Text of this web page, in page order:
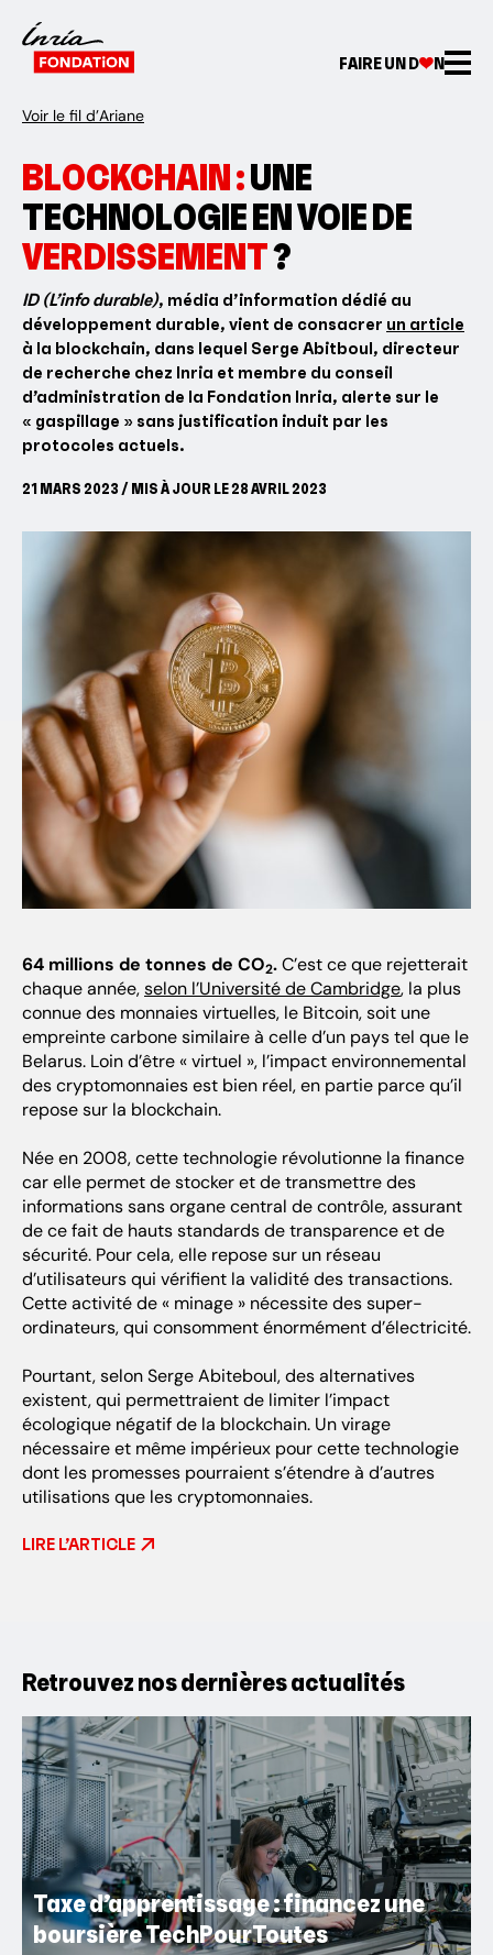
FAIRE UN D N
Voir le fil d’Ariane
BLOCKCHAIN :UNE
TECHNOLOGIE EN VOIE DE
VERDISSEMENT?
ID (L’info durable), média d’information dédié au
développement durable, vient de consacrer un article
à la blockchain, dans lequel Serge Abitboul, directeur
de recherche chez Inria et membre du conseil
d’administration de la Fondation Inria, alerte sur le
« gaspillage » sans justification induit par les
protocoles actuels.
21 MARS 2023 / MIS À JOUR LE 28 AVRIL 2023
64 millions de tonnes de CO2.C’est ce que rejetterait
chaque année,selon l’Université de Cambridge, la plus
connue des monnaies virtuelles, le Bitcoin, soit une
empreinte carbone similaire à celle d’un pays tel que le
Belarus. Loin d’être « virtuel », l’impact environnemental
des cryptomonnaies est bien réel, en partie parce qu’il
repose sur la blockchain.
Née en 2008, cette technologie révolutionne la finance
car elle permet de stocker et de transmettre des
informations sans organe central de contrôle, assurant
de ce fait de hauts standards de transparence et de
sécurité. Pour cela, elle repose sur un réseau
d’utilisateurs qui vérifient la validité des transactions.
Cette activité de « minage » nécessite des super-
ordinateurs, qui consomment énormément d’électricité.
Pourtant, selon Serge Abiteboul, des alternatives
existent, qui permettraient de limiter l’impact
écologique négatif de la blockchain. Un virage
nécessaire et même impérieux pour cette technologie
dont les promesses pourraient s’étendre à d’autres
utilisations que les cryptomonnaies.
LIRE L’ARTICLE
Retrouvez nos dernières actualités
Taxe d’apprentissage : financez une
boursière TechPourToutes